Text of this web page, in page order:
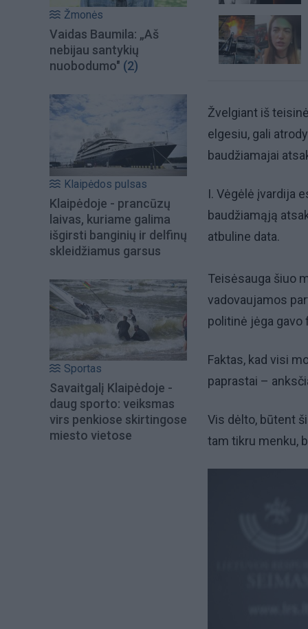
Žmonės
Vaidas Baumila: „Aš
nebijau santykių
nuobodumo" (2)
Klaipėdos pulsas
Klaipėdoje - prancūzų
laivas, kuriame galima
išgirsti banginių ir delfinų
skleidžiamus garsus
Sportas
Savaitgalį Klaipėdoje -
daug sporto: veiksmas
virs penkiose skirtingose
miesto vietose
Žvelgiant iš
elgesiu, gali
baudžiamajai
I. Vėgėlė įvardija
baudžiamąją
atbuline data.
Teisėsauga šiuo
vadovaujamos
politinė jėga gavo
Faktas, kad visi
paprastai –
Vis dėlto, būtent
tam tikru menku,